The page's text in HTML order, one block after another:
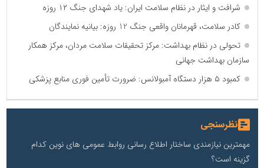
شرافت و ایثار در نظام سلامت ایران: یاد شهدای جنگ ۱۲ روزه
کادر سلامت، قهرمانان واقعی جنگ 12 روزه: بیانیه نمایندگان
تحولی در نظام بهداشت: مرکز تحقیقات سلامت مردان، مرکز همکار
سازمان بهداشت جهانی
کمبود ۵ هزار دستگاه آمبولانس: ضرورت تأمین فوری منابع پزشکی
نظرسنجی
مهمترین نیازمندی ساختار اطلاع رسانی روابط عمومی های نوین کدام
گزینه است؟